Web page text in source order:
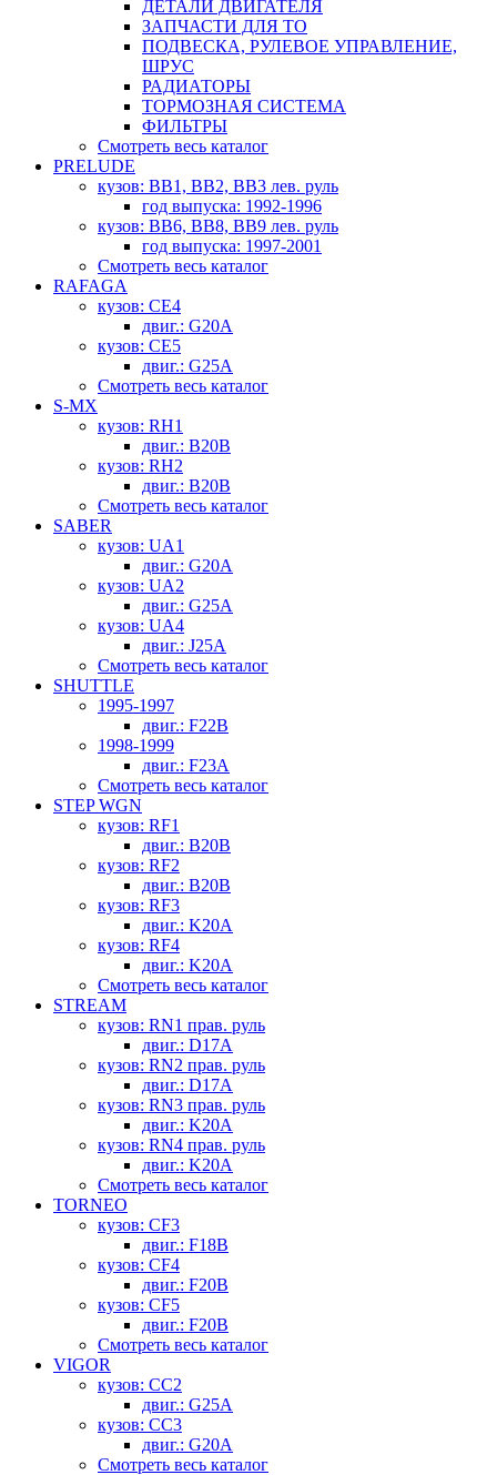
ДЕТАЛИ ДВИГАТЕЛЯ
ЗАПЧАСТИ ДЛЯ ТО
ПОДВЕСКА, РУЛЕВОЕ УПРАВЛЕНИЕ,
ШРУС
РАДИАТОРЫ
ТОРМОЗНАЯ СИСТЕМА
ФИЛЬТРЫ
Смотреть весь каталог
PRELUDE
кузов: BB1, BB2, BB3 лев. руль
год выпуска: 1992-1996
кузов: BB6, BB8, BB9 лев. руль
год выпуска: 1997-2001
Смотреть весь каталог
RAFAGA
кузов: CE4
двиг.: G20A
кузов: CE5
двиг.: G25A
Смотреть весь каталог
S-MX
кузов: RH1
двиг.: B20B
кузов: RH2
двиг.: B20B
Смотреть весь каталог
SABER
кузов: UA1
двиг.: G20A
кузов: UA2
двиг.: G25A
кузов: UA4
двиг.: J25A
Смотреть весь каталог
SHUTTLE
1995-1997
двиг.: F22B
1998-1999
двиг.: F23A
Смотреть весь каталог
STEP WGN
кузов: RF1
двиг.: B20B
кузов: RF2
двиг.: B20B
кузов: RF3
двиг.: K20A
кузов: RF4
двиг.: K20A
Смотреть весь каталог
STREAM
кузов: RN1 прав. руль
двиг.: D17A
кузов: RN2 прав. руль
двиг.: D17A
кузов: RN3 прав. руль
двиг.: K20A
кузов: RN4 прав. руль
двиг.: K20A
Смотреть весь каталог
TORNEO
кузов: CF3
двиг.: F18B
кузов: CF4
двиг.: F20B
кузов: CF5
двиг.: F20B
Смотреть весь каталог
VIGOR
кузов: CC2
двиг.: G25A
кузов: CC3
двиг.: G20A
Смотреть весь каталог